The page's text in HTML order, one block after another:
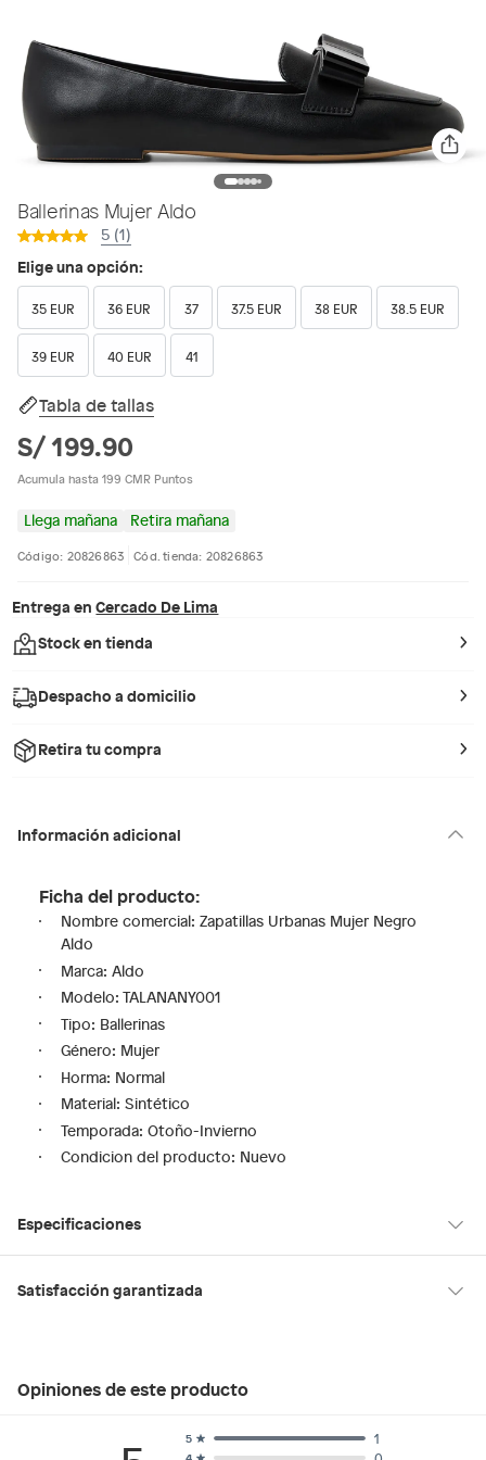
Ballerinas Mujer Aldo
5 (1)
Elige una opción:
35 EUR 36 EUR 37 37.5 EUR 38 EUR 38.5 EUR
39 EUR 40 EUR 41
Tabla de tallas
S/ 199.90
Acumula hasta 199 CMR Puntos
Llega mañana Retira mañana
Código: 20826863 Cód. tienda: 20826863
Entrega en Cercado De Lima
Stock en tienda
Despacho a domicilio
Retira tu compra
Información adicional
Ficha del producto:
Nombre comercial: Zapatillas Urbanas Mujer Negro
Aldo
Marca: Aldo
Modelo: TALANANY001
Tipo: Ballerinas
Género: Mujer
Horma: Normal
Material: Sintético
Temporada: Otoño-Invierno
Condicion del producto: Nuevo
Especificaciones
Género
Satisfacción garantizada
Sin embargo, tenemos categorías que cuentan con plazos
Opiniones de este producto
5 1